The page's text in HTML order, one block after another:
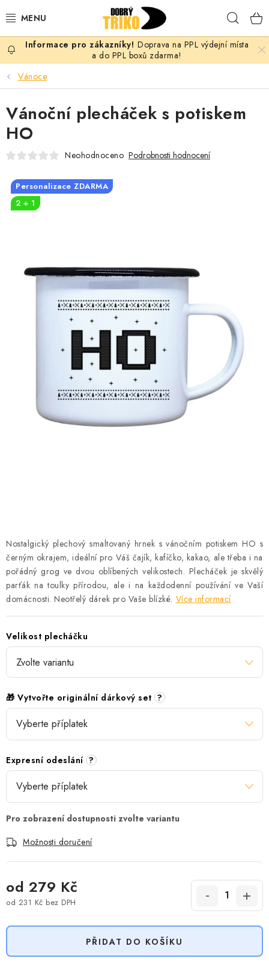
na
PRO ŽENY
PRO MUŽE
PRO DĚTI
PRO PÁRY
VLASTNÍ MOTIV
MIKINY
OKAMŽITĚ K ODBĚRU
MÁM SRDCE POMÁHÁM
PROVIZNÍ SYSTÉM
Doprava na PPL výdejní místa
a do PPL boxů zdarma!
Vánoce
Nostalgický plechový smaltovaný hrnek s vánočním potiskem HO s
černým okrajem, ideální pro Váš čajík, kafíčko, kakao, ale třeba i na
pořádný grog ve dvou oblíbených velikostech. Plecháček je skvělý
parťák na toulky přírodou, ale i na každodenní používání ve Vaší
domácnosti. Neotřelý dárek pro Vaše blízké. Více informací
Velikost plecháčku
🎁 Vytvořte originální dárkový set ?
Expresní odeslání ?
Možnosti doručení
od 279 Kč
od 231 Kč bez DPH
PŘIDAT DO KOŠÍKU
Vánoční plecháček s potiskem
HO
Neohodnoceno Podrobnosti hodnocení
Personalizace ZDARMA
2 + 1